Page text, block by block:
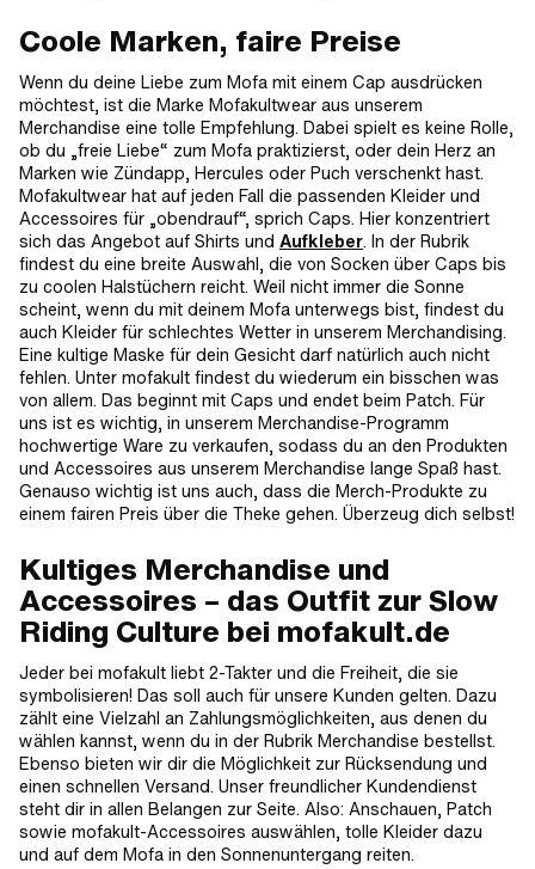
Coole Marken, faire Preise
Wenn du deine Liebe zum Mofa mit einem Cap ausdrücken
möchtest, ist die Marke Mofakultwear aus unserem
Merchandise eine tolle Empfehlung. Dabei spielt es keine Rolle,
ob du „freie Liebe“ zum Mofa praktizierst, oder dein Herz an
Marken wie Zündapp, Hercules oder Puch verschenkt hast.
Mofakultwear hat auf jeden Fall die passenden Kleider und
Accessoires für „obendrauf“, sprich Caps. Hier konzentriert
sich das Angebot auf Shirts und Aufkleber. In der Rubrik
findest du eine breite Auswahl, die von Socken über Caps bis
zu coolen Halstüchern reicht. Weil nicht immer die Sonne
scheint, wenn du mit deinem Mofa unterwegs bist, findest du
auch Kleider für schlechtes Wetter in unserem Merchandising.
Eine kultige Maske für dein Gesicht darf natürlich auch nicht
fehlen. Unter mofakult findest du wiederum ein bisschen was
von allem. Das beginnt mit Caps und endet beim Patch. Für
uns ist es wichtig, in unserem Merchandise-Programm
hochwertige Ware zu verkaufen, sodass du an den Produkten
und Accessoires aus unserem Merchandise lange Spaß hast.
Genauso wichtig ist uns auch, dass die Merch-Produkte zu
einem fairen Preis über die Theke gehen. Überzeug dich selbst!
Kultiges Merchandise und
Accessoires – das Outfit zur Slow
Riding Culture bei mofakult.de
Jeder bei mofakult liebt 2-Takter und die Freiheit, die sie
symbolisieren! Das soll auch für unsere Kunden gelten. Dazu
zählt eine Vielzahl an Zahlungsmöglichkeiten, aus denen du
wählen kannst, wenn du in der Rubrik Merchandise bestellst.
Ebenso bieten wir dir die Möglichkeit zur Rücksendung und
einen schnellen Versand. Unser freundlicher Kundendienst
steht dir in allen Belangen zur Seite. Also: Anschauen, Patch
sowie mofakult-Accessoires auswählen, tolle Kleider dazu
und auf dem Mofa in den Sonnenuntergang reiten.